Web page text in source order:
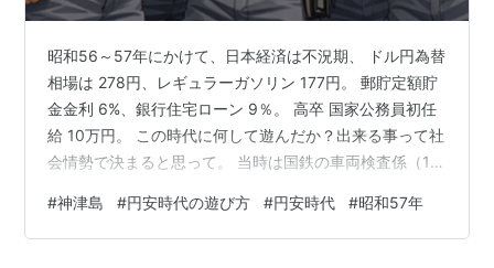
昭和56～57年にかけて、日本経済は不況期、 ドル円為替
相場は 278円、レギュラーガソリン 177円。 郵貯定額貯
金金利 6%、銀行住宅ローン 9％。 高卒 国家公務員初任
給 10万円。 この時代に何して遊んだか？出来る事って社
会情勢で決まると思って。 当時は国鉄の車両検査係（19
は162円）周囲に海外の話をする人は皆無。 車両検査長
は「ロンドン行ってきたぜ！」なんて冗談でね。 五反田
#神津島 #円安時代の遊び方 #円安時代 #昭和57年